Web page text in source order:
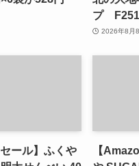
プ F251
2026年8月
ール】ふくや
【